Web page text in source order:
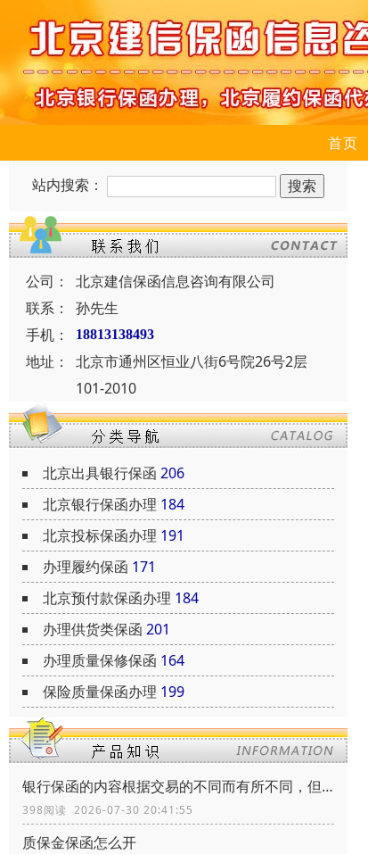
首页
站内搜索：
公司：
北京建信保函信息咨询有限公司
联系：
孙先生
手机：
18813138493
地址：
北京市通州区恒业八街6号院26号2层
101-2010
北京出具银行保函 206
北京银行保函办理 184
北京投标保函办理 191
办理履约保函 171
北京预付款保函办理 184
办理供货类保函 201
办理质量保修保函 164
保险质量保函办理 199
银行保函的内容根据交易的不同而有所不同，但通常包括以下内容
398阅读 2026-07-30 20:41:55
质保金保函怎么开